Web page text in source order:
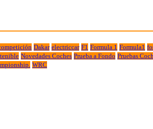
Dakar electriccar F1 Formula 1 Formula1
Novedades Coches Prueba a Fondo Pruebas
WRC